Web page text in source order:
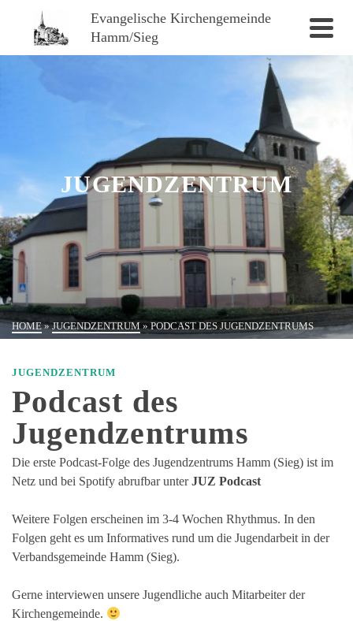
Evangelische Kirchengemeinde
Hamm/Sieg
JUGENDZENTRUM
HOME » JUGENDZENTRUM » PODCAST DES JUGENDZENTRUMS
JUGENDZENTRUM
Podcast des
Jugendzentrums
Die erste Podcast-Folge des Jugendzentrums Hamm (Sieg) ist im
Netz und bei Spotify abrufbar unterJUZ Podcast
Weitere Folgen erscheinen im 3-4 Wochen Rhythmus. In den
Folgen geht es um Informatives rund um die Jugendarbeit in der
Verbandsgemeinde Hamm (Sieg).
Gerne interviewen unsere Jugendliche auch Mitarbeiter der
Kirchengemeinde.